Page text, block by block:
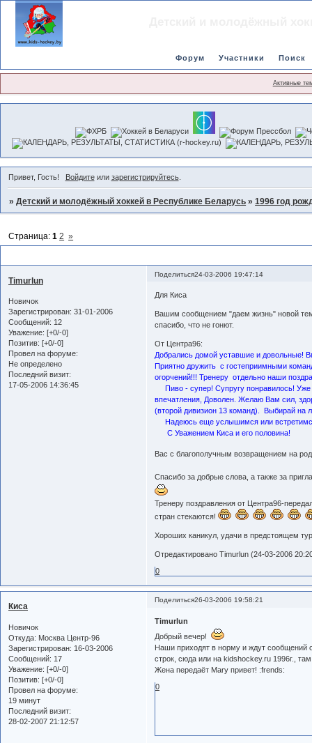
Форум Участники Поиск
Активные
Привет, Гость! Войдитеили зарегистрируйтесь.
»Детский и молодёжный хоккей в Республике Беларусь »1996 год
Страница:1 2 »
Поделиться24-03-2006 19:47:14
Timurlun
Новичок
Зарегистрирован: 31-01-2006
Сообщений: 12
Уважение: [+0/-0]
Позитив: [+0/-0]
Провел на форуме:
Не определено
Последний визит:
17-05-2006 14:36:45
Для Киса
Вашим сообщением "даем жизнь" новой
спасибо, что не гонют.
От Центра96:
Добрались домой уставшие и довольные!
Приятно дружить с гостеприимными
огорчений!!! Тренеру отдельно наши
Пиво - супер! Супругу понравилось! Уже
впечатления, Доволен. Желаю Вам сил,
(второй дивизион 13 команд). Выбирай на
Надеюсь еще услышимся или
С Уважением Киса и его половина!
Вас с благополучным возвращением на
Спасибо за добрые слова, а также за
Тренеру поздравления от Центра96-
стран стекаются!
Хороших каникул, удачи в предстоящем
Отредактировано Timurlun (24-03-2006
0
Поделиться26-03-2006 19:58:21
Киса
Новичок
Откуда: Москва Центр-96
Зарегистрирован: 16-03-2006
Сообщений: 17
Уважение: [+0/-0]
Позитив: [+0/-0]
Провел на форуме:
19 минут
Последний визит:
28-02-2007 21:12:57
Timurlun
Добрый вечер!
Наши приходят в норму и ждут сообщений
строк, сюда или на kidshockey.ru 1996г.,
Жена передаёт Mary привет! :frends:
0